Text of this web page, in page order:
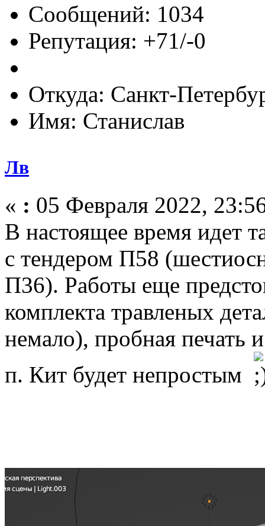
Сообщений: 1034
Репутация: +71/-0
Откуда: Санкт-
Имя: Станислав
Лв
« : 05 Февраля 2022,
В настоящее время идет
с тендером П58
П36). Работы еще
комплекта травленых
немало), пробная печать
п. Кит будет непростым